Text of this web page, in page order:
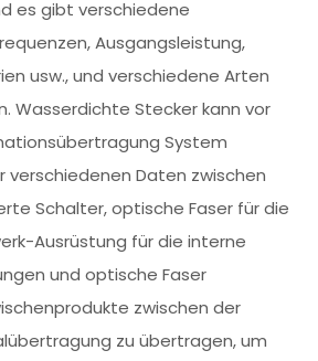
es gibt verschiedene
Ausgangsleistung,
usw., und verschiedene Arten
Wasserdichte Stecker kann vor
System
verschiedenen Daten zwischen
Schalter, optische Faser für die
Ausrüstung für die interne
und optische Faser
zwischen der
zu übertragen, um